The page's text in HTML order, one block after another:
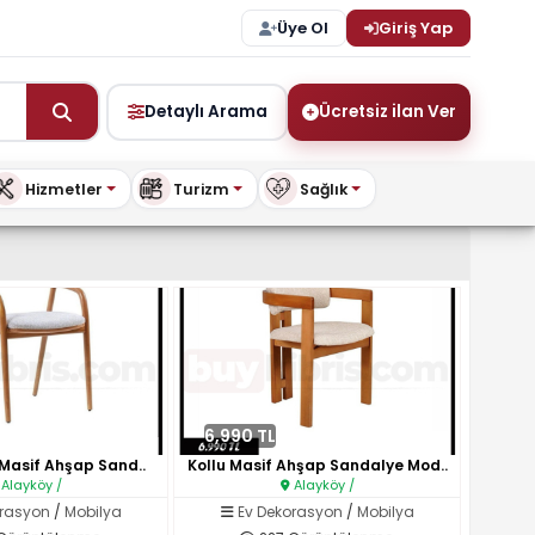
Üye Ol Giriş Yap
Detaylı Arama Ücretsiz ilan Ver
Hizmetler Turizm Sağlık
ve Daha Fazlası –
Ahşap Sand..
/
/ Mobilya
6,990 TL
Kollu Masif Ahşap Sandalye Mod..
Alayköy /
Ev Dekorasyon / Mobilya